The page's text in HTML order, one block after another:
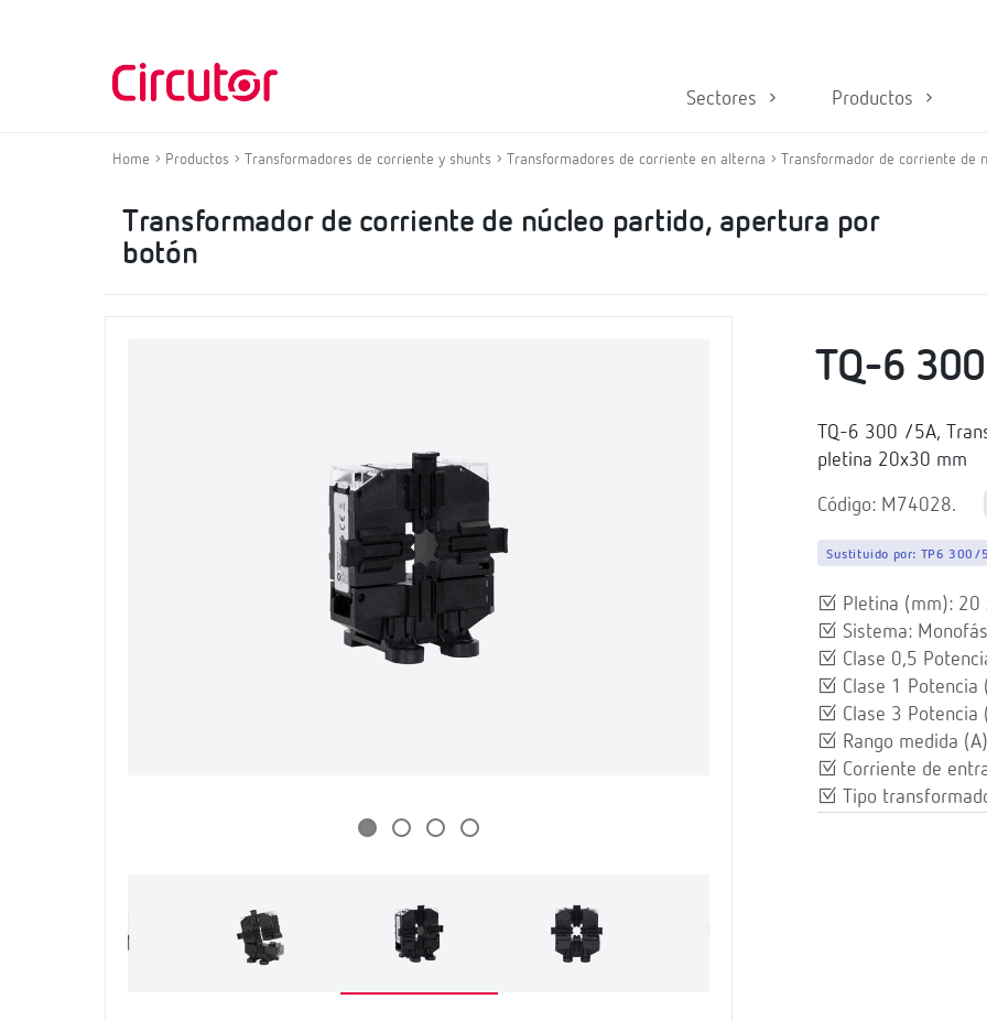
Sectores Productos
Home Productos Transformadores de corriente y shunts Transformadores de corriente en alterna Transformador de corriente
Transformador de corriente de núcleo partido, apertura por
botón
TQ-6
TQ-6 300 /5A,
pletina 20x30 mm
Código: M74028.
Sustituido por: TP6 300/
Pletina (mm): 20
Sistema:
Clase 0,5
Clase 1 Potencia
Clase 3 Potencia
Rango medida
Corriente de
Tipo